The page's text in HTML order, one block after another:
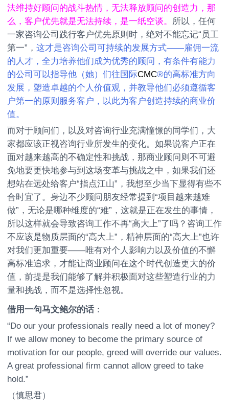
法维持好顾问的战斗热情，无法释放顾问的创造力，那
么，客户优先就是无法持续，是一纸空谈。 所以，任何
一家咨询公司践行客户优先原则时，绝对不能忘记“员工
第一”， 这才是咨询公司可持续的发展方式——雇佣一流
的人才，全力培养他们成为优秀的顾问，有条件有能力
的公司可以指导他（她）们往国际CMC®的高标准方向
发展，塑造卓越的个人价值观，并教导他们必须遵循客
户第一的原则服务客户，以此为客户创造持续的商业价
值。
而对于顾问们，以及对咨询行业充满憧憬的同学们，大
家都应该正视咨询行业所发生的变化。如果说客户正在
面对越来越高的不确定性和挑战，那商业顾问则不可避
免地要更快地参与到这场变革与挑战之中，如果我们还
想站在远处给客户“指点江山”，我想至少当下显得有些不
合时宜了。身边不少顾问朋友经常提到“项目越来越难
做”，无论是哪种维度的“难”，这就是正在发生的事情，
所以这样就会导致咨询工作不再“高大上”了吗？咨询工作
不应该是物质层面的“高大上”，精神层面的“高大上”也许
对我们更加重要——唯有对个人影响力以及价值的不懈
高标准追求，才能让商业顾问在这个时代创造更大的价
值，前提是我们能够了解并积极面对这些塑造行业的力
量和挑战，而不是选择性忽视。
借用一句马文鲍尔的话 ：
“Do our your professionals really need a lot of money?
If we allow money to become the primary source of
motivation for our people, greed will override our values.
A great professional firm cannot allow greed to take
hold.”
（慎思君）